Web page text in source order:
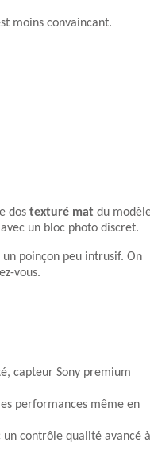
moins convaincant.
dos texturé mat du
un bloc photo discret.
poinçon peu intrusif. On
vous.
capteur Sony premium
performances même en
un contrôle qualité avancé à